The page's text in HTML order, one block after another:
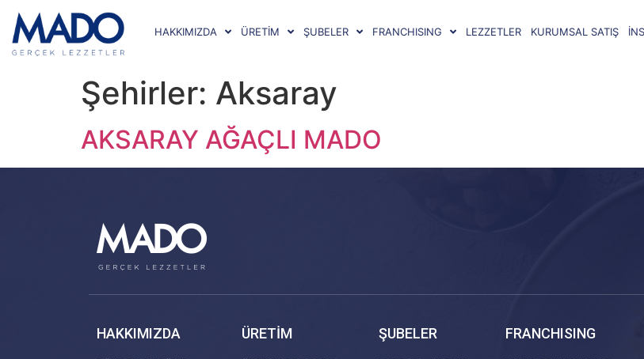
HAKKIMIZDA ÜRETİM ŞUBELER FRANCHISING LEZZETLER KURUMSAL SATIŞ
Şehirler: Aksaray
AKSARAY AĞAÇLI MADO
HAKKIMIZDA ÜRETİM ŞUBELER FRANCHISING